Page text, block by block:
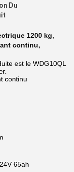
Du
1200 kg,
continu,
est le WDG10QL
continu
65ah